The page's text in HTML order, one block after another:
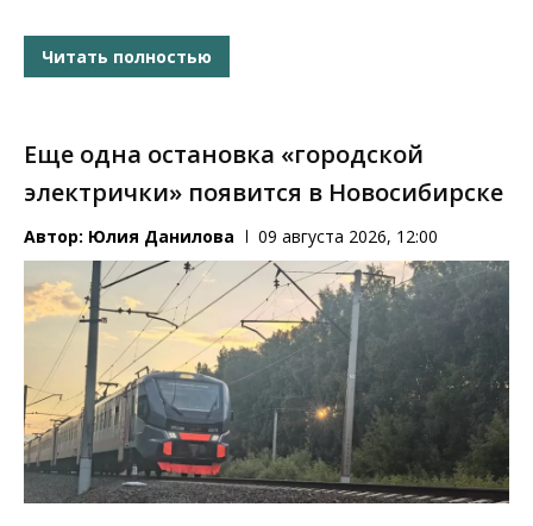
Читать полностью
Еще одна остановка «городской
электрички» появится в Новосибирске
Автор: Юлия Данилова 09 августа 2026, 12:00